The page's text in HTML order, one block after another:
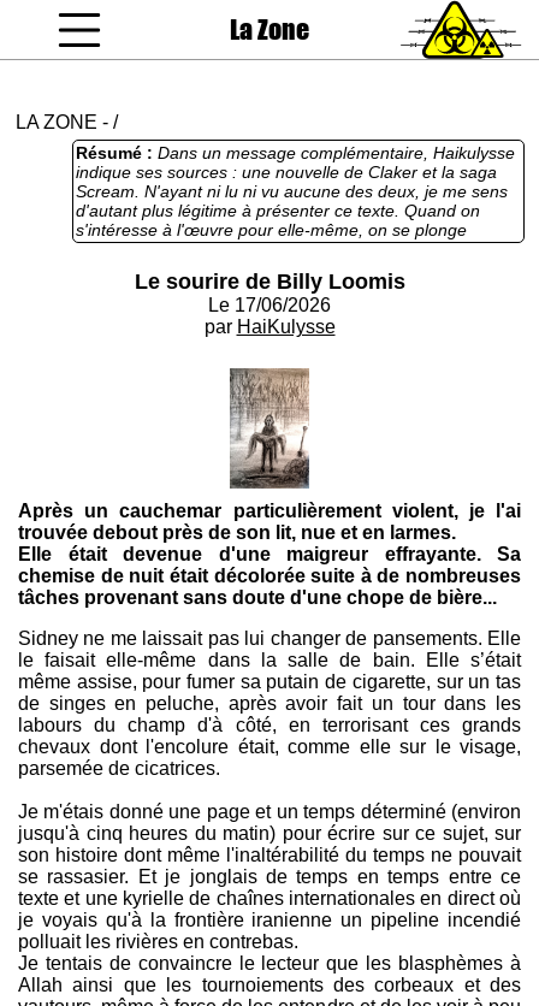
La Zone
LA ZONE - /
Résumé : Dans un message complémentaire, Haikulysse
indique ses sources : une nouvelle de Claker et la saga
Scream. N'ayant ni lu ni vu aucune des deux, je me sens
d'autant plus légitime à présenter ce texte. Quand on
s'intéresse à l'œuvre pour elle-même, on se plonge
dedans, ignorant le jeu des références tout juste bon pour
Haikulysse est un formaliste : s'il mentionne une partie de
ses références, c'est pour mieux nous perdre dans le
labyrinthe de son style. Le serial killer, ce n'est pas Billy
lecture qu'il viole et dépèce, notre sourire
d'autosatisfaction de lecteur cultivé qu'il élargit jusqu'aux
oreilles. Personnellement, je suis assez masochiste pour
Le sourire de Billy Loomis
Le 17/06/2026
par HaiKulysse
Après un cauchemar particulièrement violent, je l'ai
trouvée debout près de son lit, nue et en larmes.
Elle était devenue d'une maigreur effrayante. Sa
chemise de nuit était décolorée suite à de nombreuses
tâches provenant sans doute d'une chope de bière...
Sidney ne me laissait pas lui changer de pansements. Elle
le faisait elle-même dans la salle de bain. Elle s’était
même assise, pour fumer sa putain de cigarette, sur un tas
de singes en peluche, après avoir fait un tour dans les
labours du champ d'à côté, en terrorisant ces grands
chevaux dont l'encolure était, comme elle sur le visage,
parsemée de cicatrices.
Je m'étais donné une page et un temps déterminé (environ
jusqu'à cinq heures du matin) pour écrire sur ce sujet, sur
son histoire dont même l'inaltérabilité du temps ne pouvait
se rassasier. Et je jonglais de temps en temps entre ce
texte et une kyrielle de chaînes internationales en direct où
je voyais qu'à la frontière iranienne un pipeline incendié
polluait les rivières en contrebas.
Je tentais de convaincre le lecteur que les blasphèmes à
Allah ainsi que les tournoiements des corbeaux et des